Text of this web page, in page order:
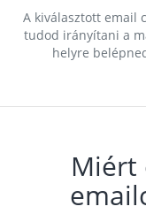
A kiválasztott email
tudod irányítani a
helyre
Miért